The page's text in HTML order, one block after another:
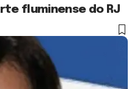
fluminense do RJ